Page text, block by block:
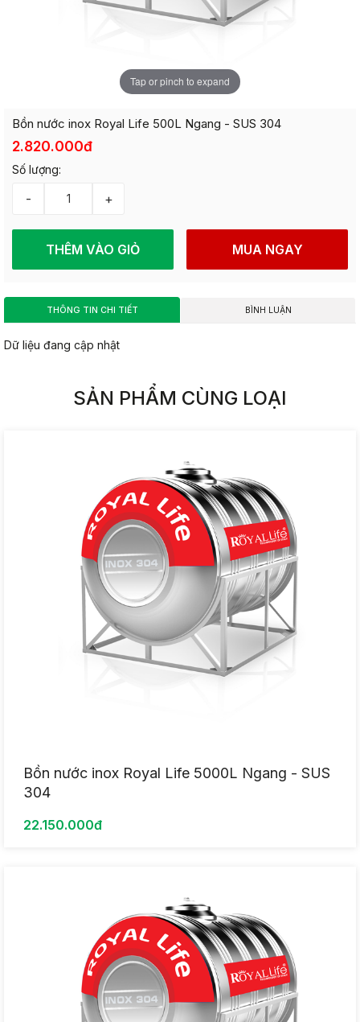
Tap or pinch to expand
Bồn nước inox Royal Life 500L Ngang - SUS 304
2.820.000đ
Số lượng:
- +
THÊM VÀO GIỎ MUA NGAY
THÔNG TIN CHI TIẾT BÌNH LUẬN
Dữ liệu đang cập nhật
SẢN PHẨM CÙNG LOẠI
Bồn nước inox Royal Life 5000L Ngang - SUS
304
22.150.000đ